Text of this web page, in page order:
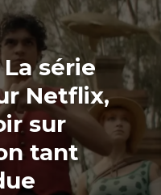
série
Netflix,
sur
tant